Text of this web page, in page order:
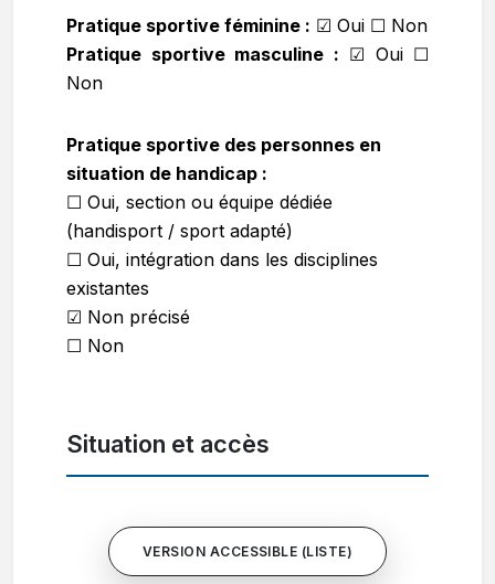
Pratique sportive féminine : ☑ Oui ☐ Non
Pratique sportive masculine : ☑ Oui ☐
Non
Pratique sportive des personnes en
situation de handicap :
☐ Oui, section ou équipe dédiée
(handisport / sport adapté)
☐ Oui, intégration dans les disciplines
existantes
☑ Non précisé
☐ Non
Situation et accès
VERSION ACCESSIBLE (LISTE)